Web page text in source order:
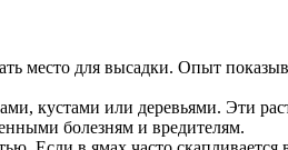
место для высадки. Опыт
кустами или деревьями. Эти
болезням и вредителям.